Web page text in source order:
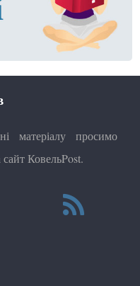
матеріалу просимо
КовельPost.